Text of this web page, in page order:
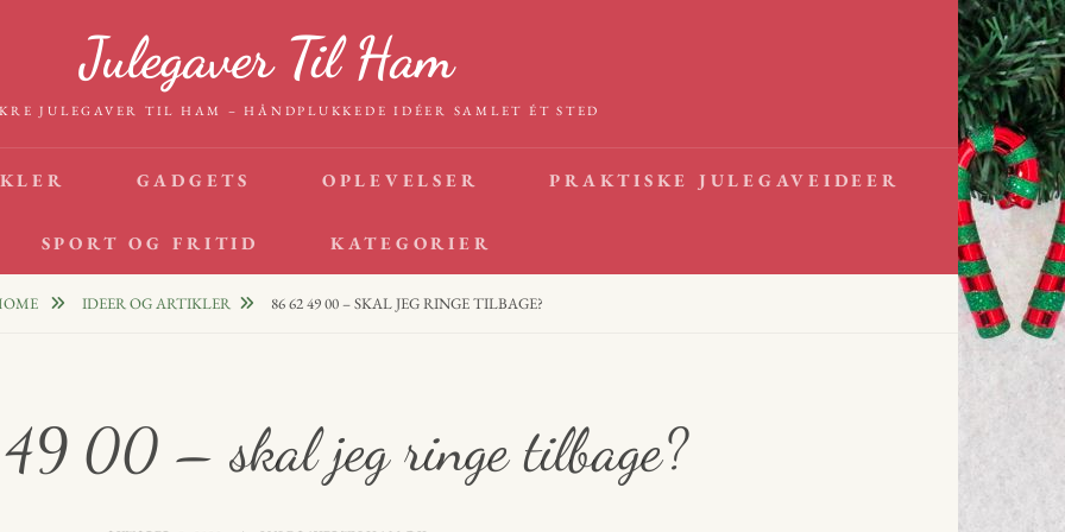
Julegaver Til Ham
JULEGAVER TIL HAM – HÅNDPLUKKEDE IDÉER SAMLET ÉT STED
GADGETS OPLEVELSER PRAKTISKE JULEGAVEIDEER
SPORT OG FRITID KATEGORIER
IDEER OG ARTIKLER 86 62 49 00 – SKAL JEG RINGE TILBAGE?
00 – skal jeg ringe tilbage?